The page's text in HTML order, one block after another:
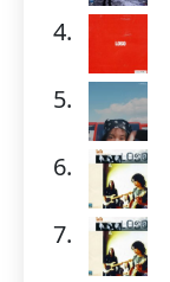
4.
5.
6.
7.